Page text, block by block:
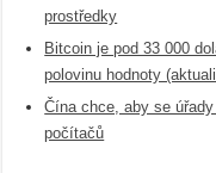
prostředky
Bitcoin je pod 33 000
polovinu hodnoty
Čína chce, aby se
počítačů